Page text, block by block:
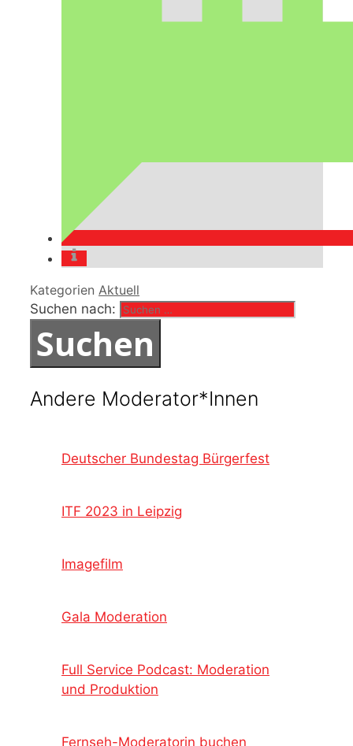
Kategorien Aktuell
Suchen nach:
Andere Moderator*Innen
Deutscher Bundestag Bürgerfest
ITF 2023 in Leipzig
Imagefilm
Gala Moderation
Full Service Podcast: Moderation
und Produktion
Fernseh-Moderatorin buchen